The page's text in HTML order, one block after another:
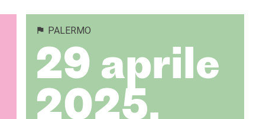
PALERMO
29 aprile
2025,